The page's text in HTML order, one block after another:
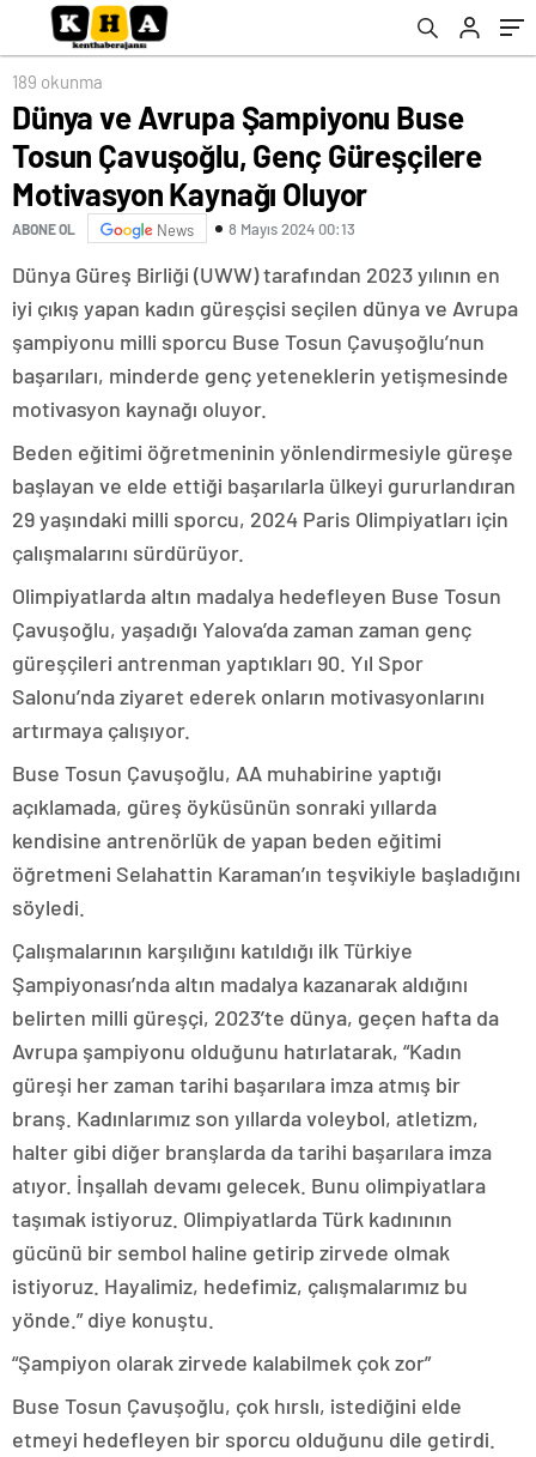
Kaynağı Oluyor
189 okunma
Dünya ve Avrupa Şampiyonu Buse
Tosun Çavuşoğlu, Genç Güreşçilere
Motivasyon Kaynağı Oluyor
ABONE OL News 8 Mayıs 2024 00:13
Dünya Güreş Birliği (UWW) tarafından 2023 yılının en
iyi çıkış yapan kadın güreşçisi seçilen dünya ve Avrupa
şampiyonu milli sporcu Buse Tosun Çavuşoğlu’nun
başarıları, minderde genç yeteneklerin yetişmesinde
motivasyon kaynağı oluyor.
Beden eğitimi öğretmeninin yönlendirmesiyle güreşe
başlayan ve elde ettiği başarılarla ülkeyi gururlandıran
29 yaşındaki milli sporcu, 2024 Paris Olimpiyatları için
çalışmalarını sürdürüyor.
Olimpiyatlarda altın madalya hedefleyen Buse Tosun
Çavuşoğlu, yaşadığı Yalova’da zaman zaman genç
güreşçileri antrenman yaptıkları 90. Yıl Spor
Salonu’nda ziyaret ederek onların motivasyonlarını
artırmaya çalışıyor.
Buse Tosun Çavuşoğlu, AA muhabirine yaptığı
açıklamada, güreş öyküsünün sonraki yıllarda
kendisine antrenörlük de yapan beden eğitimi
öğretmeni Selahattin Karaman’ın teşvikiyle başladığını
söyledi.
Çalışmalarının karşılığını katıldığı ilk Türkiye
Şampiyonası’nda altın madalya kazanarak aldığını
belirten milli güreşçi, 2023’te dünya, geçen hafta da
Avrupa şampiyonu olduğunu hatırlatarak, “Kadın
güreşi her zaman tarihi başarılara imza atmış bir
branş. Kadınlarımız son yıllarda voleybol, atletizm,
halter gibi diğer branşlarda da tarihi başarılara imza
atıyor. İnşallah devamı gelecek. Bunu olimpiyatlara
taşımak istiyoruz. Olimpiyatlarda Türk kadınının
gücünü bir sembol haline getirip zirvede olmak
istiyoruz. Hayalimiz, hedefimiz, çalışmalarımız bu
yönde.” diye konuştu.
“Şampiyon olarak zirvede kalabilmek çok zor”
Buse Tosun Çavuşoğlu, çok hırslı, istediğini elde
etmeyi hedefleyen bir sporcu olduğunu dile getirdi.